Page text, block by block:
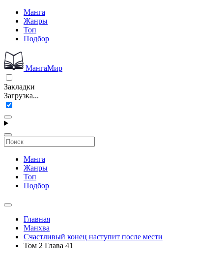
Манга
Жанры
Топ
Подбор
МангаМир
Закладки
Загрузка...
Манга
Жанры
Топ
Подбор
Главная
Манхва
Счастливый конец наступит после мести
Том 2 Глава 41